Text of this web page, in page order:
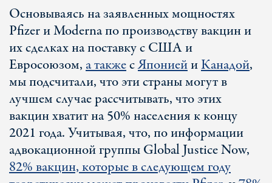
Основываясь на заявленных мощностях
Pfizer и Moderna по производству вакцин и
их сделках на поставку с США и
Евросоюзом,а такжесЯпониейиКанадой,
мы подсчитали, что эти страны могут в
лучшем случае рассчитывать, что этих
вакцин хватит на 50% населения к концу
2021 года. Учитывая, что, по информации
адвокационной группы Global Justice Now,
82% вакцин, которые в следующем году